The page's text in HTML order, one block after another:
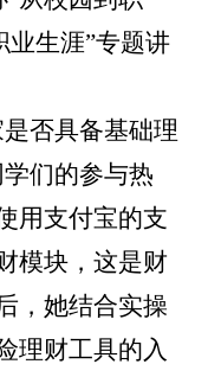
业生涯”专题讲
是否具备基础理
们的参与热
用支付宝的支
模块，这是财
，她结合实操
理财工具的入